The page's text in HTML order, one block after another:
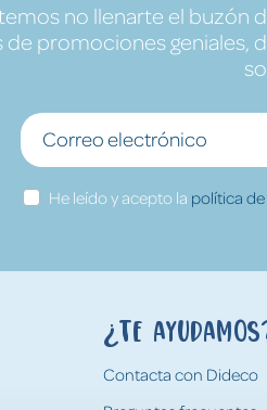
no llenarte el buzón
de promociones geniales,
He leído y acepto la política
¿Te
Contacta con Dideco